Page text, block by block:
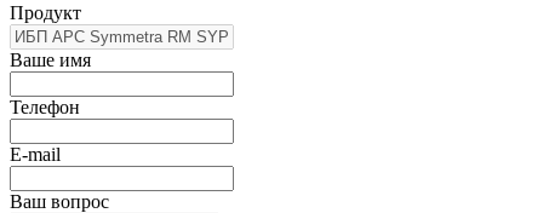
Продукт
Ваше имя
Телефон
E-mail
Ваш вопрос